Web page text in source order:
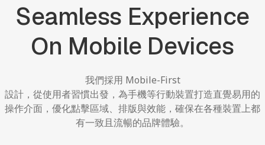
Seamless Experience
On Mobile Devices
我們採用 Mobile-First
設計，從使用者習慣出發，為手機等行動裝置打造直覺易用的
操作介面，優化點擊區域、排版與效能，確保在各種裝置上都
有一致且流暢的品牌體驗。